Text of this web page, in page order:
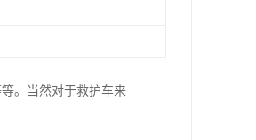
。当然对于救护车来